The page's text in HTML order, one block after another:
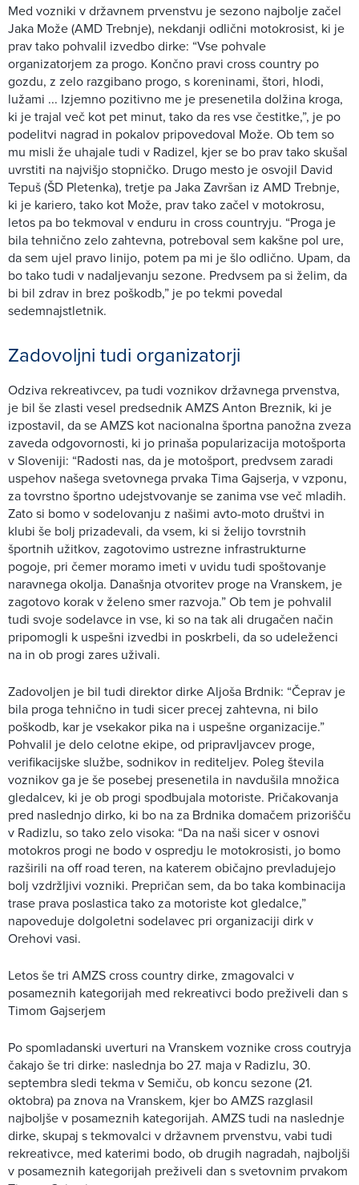
Med vozniki v državnem prvenstvu je sezono najbolje začel
Jaka Može (AMD Trebnje), nekdanji odlični motokrosist, ki je
prav tako pohvalil izvedbo dirke: “Vse pohvale
organizatorjem za progo. Končno pravi cross country po
gozdu, z zelo razgibano progo, s koreninami, štori, hlodi,
lužami ... Izjemno pozitivno me je presenetila dolžina kroga,
ki je trajal več kot pet minut, tako da res vse čestitke,”, je po
podelitvi nagrad in pokalov pripovedoval Može. Ob tem so
mu misli že uhajale tudi v Radizel, kjer se bo prav tako skušal
uvrstiti na najvišjo stopničko. Drugo mesto je osvojil David
Tepuš (ŠD Pletenka), tretje pa Jaka Završan iz AMD Trebnje,
ki je kariero, tako kot Može, prav tako začel v motokrosu,
letos pa bo tekmoval v enduru in cross countryju. “Proga je
bila tehnično zelo zahtevna, potreboval sem kakšne pol ure,
da sem ujel pravo linijo, potem pa mi je šlo odlično. Upam, da
bo tako tudi v nadaljevanju sezone. Predvsem pa si želim, da
bi bil zdrav in brez poškodb,” je po tekmi povedal
sedemnajstletnik.
Zadovoljni tudi organizatorji
Odziva rekreativcev, pa tudi voznikov državnega prvenstva,
je bil še zlasti vesel predsednik AMZS Anton Breznik, ki je
izpostavil, da se AMZS kot nacionalna športna panožna zveza
zaveda odgovornosti, ki jo prinaša popularizacija motošporta
v Sloveniji: “Radosti nas, da je motošport, predvsem zaradi
uspehov našega svetovnega prvaka Tima Gajserja, v vzponu,
za tovrstno športno udejstvovanje se zanima vse več mladih.
Zato si bomo v sodelovanju z našimi avto-moto društvi in
klubi še bolj prizadevali, da vsem, ki si želijo tovrstnih
športnih užitkov, zagotovimo ustrezne infrastrukturne
pogoje, pri čemer moramo imeti v uvidu tudi spoštovanje
naravnega okolja. Današnja otvoritev proge na Vranskem, je
zagotovo korak v želeno smer razvoja.” Ob tem je pohvalil
tudi svoje sodelavce in vse, ki so na tak ali drugačen način
pripomogli k uspešni izvedbi in poskrbeli, da so udeleženci
na in ob progi zares uživali.
Zadovoljen je bil tudi direktor dirke Aljoša Brdnik: “Čeprav je
bila proga tehnično in tudi sicer precej zahtevna, ni bilo
poškodb, kar je vsekakor pika na i uspešne organizacije.”
Pohvalil je delo celotne ekipe, od pripravljavcev proge,
verifikacijske službe, sodnikov in rediteljev. Poleg števila
voznikov ga je še posebej presenetila in navdušila množica
gledalcev, ki je ob progi spodbujala motoriste. Pričakovanja
pred naslednjo dirko, ki bo na za Brdnika domačem prizorišču
v Radizlu, so tako zelo visoka: “Da na naši sicer v osnovi
motokros progi ne bodo v ospredju le motokrosisti, jo bomo
razširili na off road teren, na katerem običajno prevladujejo
bolj vzdržljivi vozniki. Prepričan sem, da bo taka kombinacija
trase prava poslastica tako za motoriste kot gledalce,”
napoveduje dolgoletni sodelavec pri organizaciji dirk v
Orehovi vasi.
Letos še tri AMZS cross country dirke, zmagovalci v
posameznih kategorijah med rekreativci bodo preživeli dan s
Timom Gajserjem
Po spomladanski uverturi na Vranskem voznike cross coutryja
čakajo še tri dirke: naslednja bo 27. maja v Radizlu, 30.
septembra sledi tekma v Semiču, ob koncu sezone (21.
oktobra) pa znova na Vranskem, kjer bo AMZS razglasil
najboljše v posameznih kategorijah. AMZS tudi na naslednje
dirke, skupaj s tekmovalci v državnem prvenstvu, vabi tudi
rekreativce, med katerimi bodo, ob drugih nagradah, najboljši
v posameznih kategorijah preživeli dan s svetovnim prvakom